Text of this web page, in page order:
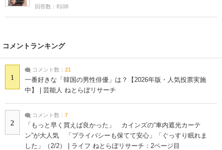
回答数：8108
コメントランキング
1
コメント数： 21
一番好きな「韓国の男性俳優」は？【2026年版・人気投票実施
中】 | 芸能人 ねとらぼリサーチ
2
コメント数： 7
「もっと早く買えば良かった」 カインズの“車内遮光カーテ
ン”が大人気 「プライバシーも保てて安心」「ぐっすり眠れま
した」（2/2） | ライフ ねとらぼリサーチ：2ページ目